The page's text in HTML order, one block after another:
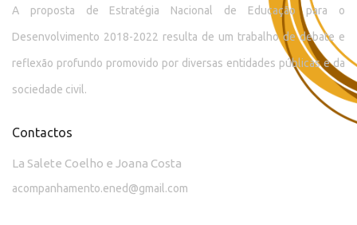
A proposta de Estratégia Nacional de Educação para o
Desenvolvimento 2018-2022 resulta de um trabalho de debate e
reflexão profundo promovido por diversas entidades públicas e da
sociedade civil.
Contactos
La Salete Coelho e Joana Costa
acompanhamento.ened@gmail.com